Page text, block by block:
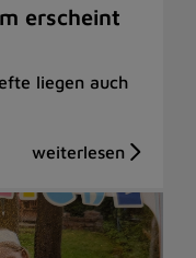
erscheint
liegen auch